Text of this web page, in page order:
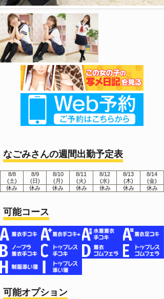
なごみさんの週間出勤予定表
8/8
(土)
8/9
(日)
8/10
(月)
8/11
(火)
8/12
(水)
8/13
(木)
8/14
(金)
休み
休み 休み 休み 休み 休み 休み
可能コース
可能オプション